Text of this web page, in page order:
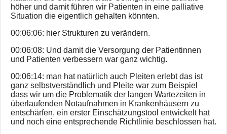
höher und damit führen wir Patienten in eine palliative
Situation die eigentlich gehalten könnten.
00:06:06: hier Strukturen zu verändern.
00:06:08: Und damit die Versorgung der Patientinnen
und Patienten verbessern war ganz wichtig.
00:06:14: man hat natürlich auch Pleiten erlebt das ist
ganz selbstverständlich und Pleite war zum Beispiel
dass wir um die Problematik der langen Wartezeiten in
überlaufenden Notaufnahmen in Krankenhäusern zu
entschärfen, ein erster Einschätzungstool entwickelt hat
und noch eine entsprechende Richtlinie beschlossen hat.